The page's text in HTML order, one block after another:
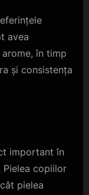
avea
în timp
și consistența
important în
copiilor
pielea